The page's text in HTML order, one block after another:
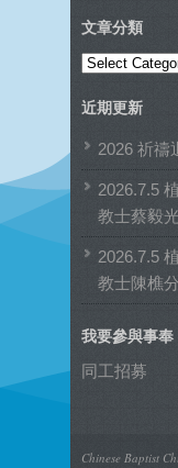
文章分類
文
分
類
近期更新
2026 祈禱
2026.7.5
教士蔡毅
2026.7.5
教士陳樵
我要參與事奉
同工招募
Chinese Baptist